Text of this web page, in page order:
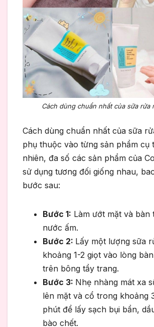
Cách dùng chuẩn nhất của sữa rửa
Cách dùng chuẩn nhất của sữa
phụ thuộc vào từng sản phẩm cụ
nhiên, đa số các sản phẩm của
sử dụng tương đối giống nhau,
bước sau:
Bước 1: Làm ướt mặt và bàn
nước ấm.
Bước 2: Lấy một lượng sữa
khoảng 1-2 giọt vào lòng
trên bông tẩy trang.
Bước 3: Nhẹ nhàng mát xa
lên mặt và cổ trong khoảng
phút để lấy sạch bụi bẩn,
bào chết.